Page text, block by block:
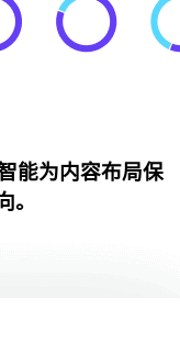
能为内容布局保
。